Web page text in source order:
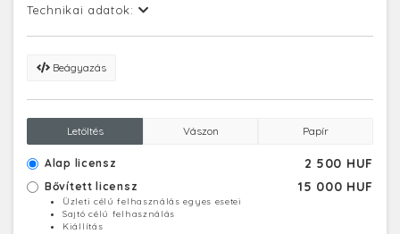
Technikai adatok:
Beágyazás
Letöltés Vászon Papír
Alap licensz 2 500 HUF
Bővített licensz 15 000 HUF
Üzleti célú felhasználás egyes esetei
Sajtó célú felhasználás
Kiállítás